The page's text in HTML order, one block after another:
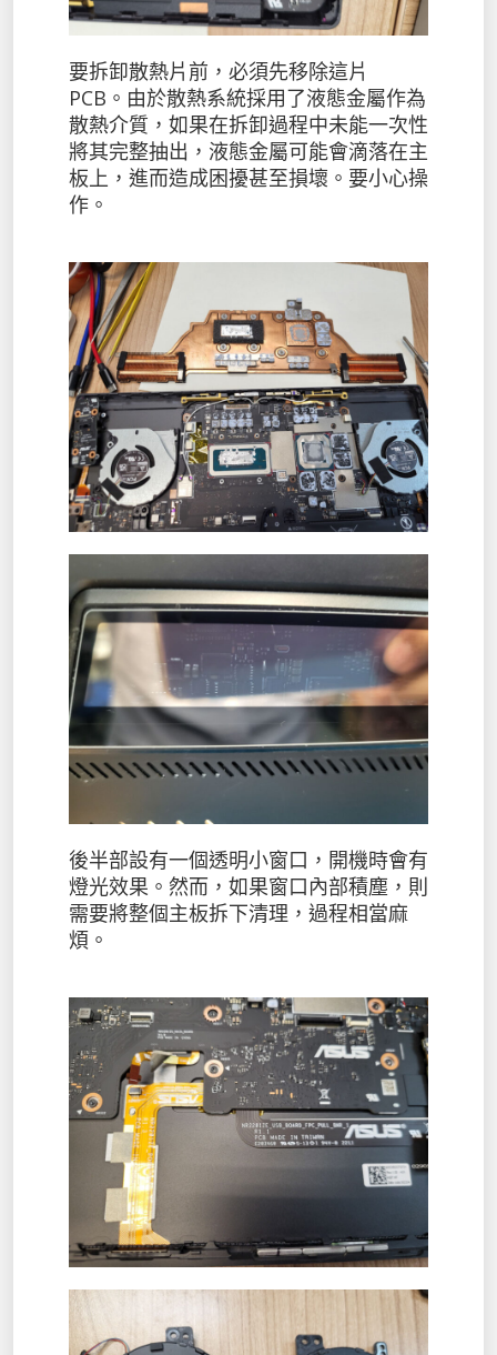
要拆卸散熱片前，必須先移除這片
PCB。由於散熱系統採用了液態金屬作為
散熱介質，如果在拆卸過程中未能一次性
將其完整抽出，液態金屬可能會滴落在主
板上，進而造成困擾甚至損壞。要小心操
作。
後半部設有一個透明小窗口，開機時會有
燈光效果。然而，如果窗口內部積塵，則
需要將整個主板拆下清理，過程相當麻
煩。